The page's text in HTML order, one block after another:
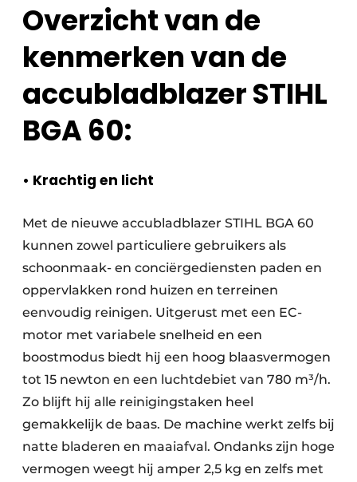
Overzicht van de
kenmerken van de
accubladblazer STIHL
BGA 60:
• Krachtig en licht
Met de nieuwe accubladblazer STIHL BGA 60
kunnen zowel particuliere gebruikers als
schoonmaak- en conciërgediensten paden en
oppervlakken rond huizen en terreinen
eenvoudig reinigen. Uitgerust met een EC-
motor met variabele snelheid en een
boostmodus biedt hij een hoog blaasvermogen
tot 15 newton en een luchtdebiet van 780 m³/h.
Zo blijft hij alle reinigingstaken heel
gemakkelijk de baas. De machine werkt zelfs bij
natte bladeren en maaiafval. Ondanks zijn hoge
vermogen weegt hij amper 2,5 kg en zelfs met